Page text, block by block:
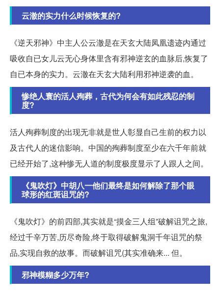
云澈的实力什么时候恢复的?
《逆天邪神》中主人公云澈是在天玄大陆凤凰遗迹内通过
吸收自已女儿云无心身体里含有邪神逆玄的血脉后,恢复了
自已本身的实力。云澈在天玄大陆利用邪神逆袭的血。
惨绝人寰的活人殉葬，古代为何会有如此残忍的制
度?
活人殉葬制度的出现无非就是世人彰显自己生前的权力以
及古代人的迷信影响。中国的殉葬制度至少在六千年前就
已经开始了,这种惨无人道的制度极度显示了人跟人之间。
《鬼吹灯》中胡八一他们最终是如何解除了那个眼
球形的红斑诅咒的?
《鬼吹灯》的前四部,其实就是“摸金三人组”破解诅咒之旅,
经过千辛万苦,历尽奇险,终于取得破解鬼洞千年诅咒的祭
品,实现自救的故事。而破解诅咒(其实准确来... 但。
邪神模糊多少万年?